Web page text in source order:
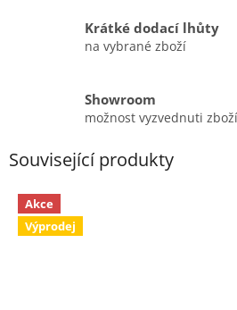
Krátké dodací lhůty
na vybrané zboží
Showroom
možnost vyzvednuti
Související produkty
Akce
Výprodej